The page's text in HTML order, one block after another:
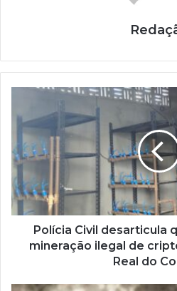
Polícia Civil desarticula
mineração ilegal de
Real do